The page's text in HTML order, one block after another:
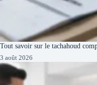
Tout savoir sur le tachahoud
3 août 2026